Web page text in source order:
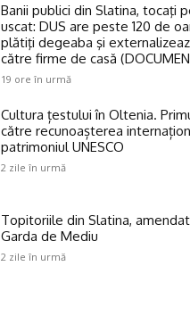
Banii publici din Slatina, tocaţi
uscat: DUS are peste 120 de
plătiţi degeaba şi
către firme de casă
19 ore în urmă
Cultura țestului în Oltenia.
către recunoașterea
patrimoniul UNESCO
2 zile în urmă
Topitoriile din Slatina,
Garda de Mediu
2 zile în urmă